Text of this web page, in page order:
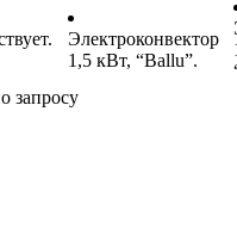
Электроконвектор
1,5 кВт, “Ballu”.
запросу